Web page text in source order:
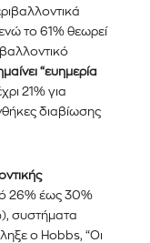
το 61% θεωρεί
“ευημερία
21% για
διαβίωσης
26% έως 30%
συστήματα
ο Hobbs, “Οι